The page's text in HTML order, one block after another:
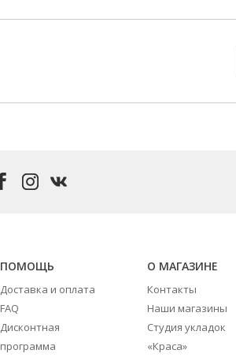
ПОМОЩЬ
Доставка и оплата
FAQ
Дисконтная
программа
О МАГАЗИНЕ
Контакты
Наши магазины
Студия укладок
«Краса»